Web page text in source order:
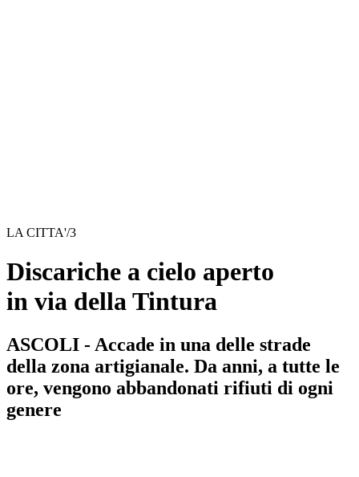
LA CITTA'/3
Discariche a cielo aperto
in via della Tintura
ASCOLI - Accade in una delle strade
della zona artigianale. Da anni, a tutte le
ore, vengono abbandonati rifiuti di ogni
genere